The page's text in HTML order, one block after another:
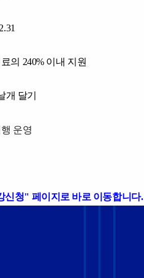
의 240% 이내 지원
개 달기
운영
신청" 페이지로 바로 이동합니다.